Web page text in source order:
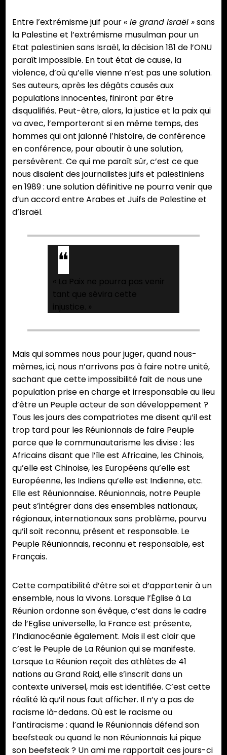
Entre l’extrémisme juif pour« le grand Israël »sans
la Palestine et l’extrémisme musulman pour un
Etat palestinien sans Israël, la décision 181 de l’ONU
paraît impossible. En tout état de cause, la
violence, d’où qu’elle vienne n’est pas une solution.
Ses auteurs, après les dégâts causés aux
populations innocentes, finiront par être
disqualifiés. Peut-être, alors, la justice et la paix qui
va avec, l’emporteront si en même temps, des
hommes qui ont jalonné l’histoire, de conférence
en conférence, pour aboutir à une solution,
persévèrent. Ce qui me paraît sûr, c’est ce que
nous disaient des journalistes juifs et palestiniens
en 1989 : une solution définitive ne pourra venir que
d’un accord entre Arabes et Juifs de Palestine et
d’Israël.
« La Paix ne pourra pas venir
tant que sévira cette
injustice. »
Mais qui sommes nous pour juger, quand nous-
mêmes, ici, nous n’arrivons pas à faire notre unité,
sachant que cette impossibilité fait de nous une
population prise en charge et irresponsable au lieu
d’être un Peuple acteur de son développement ?
Tous les jours des compatriotes me disent qu’il est
trop tard pour les Réunionnais de faire Peuple
parce que le communautarisme les divise : les
Africains disant que l’île est Africaine, les Chinois,
qu’elle est Chinoise, les Européens qu’elle est
Européenne, les Indiens qu’elle est Indienne, etc.
Elle est Réunionnaise. Réunionnais, notre Peuple
peut s’intégrer dans des ensembles nationaux,
régionaux, internationaux sans problème, pourvu
qu’il soit reconnu, présent et responsable. Le
Peuple Réunionnais, reconnu et responsable, est
Français.
Cette compatibilité d’être soi et d’appartenir à un
ensemble, nous la vivons. Lorsque l’Église à La
Réunion ordonne son évêque, c’est dans le cadre
de l’Eglise universelle, la France est présente,
l’Indianocéanie également. Mais il est clair que
c’est le Peuple de La Réunion qui se manifeste.
Lorsque La Réunion reçoit des athlètes de 41
nations au Grand Raid, elle s’inscrit dans un
contexte universel, mais est identifiée. C’est cette
réalité là qu’il nous faut afficher. Il n’y a pas de
racisme là-dedans. Où est le racisme ou
l’antiracisme : quand le Réunionnais défend son
beefsteak ou quand le non Réunionnais lui pique
son beefsteak ? Un ami me rapportait ces jours-ci